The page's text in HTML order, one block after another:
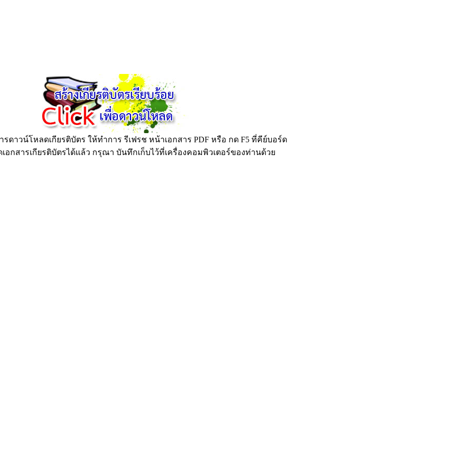
ดาวน์โหลดเกียรติบัตร ให้ทำการ รีเฟรช หน้าเอกสาร PDF หรือ กด F5 ที่คีย์บอร์ด
อกสารเกียรติบัตรได้แล้ว กรุณา บันทึกเก็บไว้ที่เครื่องคอมพิวเตอร์ของท่านด้วย